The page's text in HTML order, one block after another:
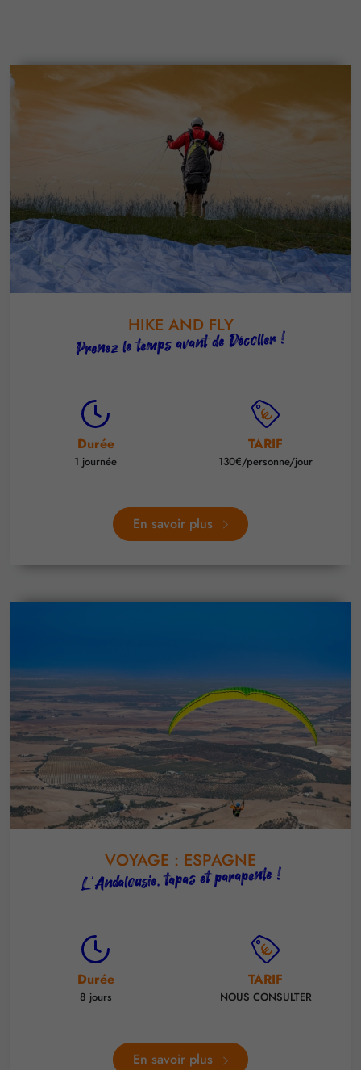
HIKE AND FLY
Prenez le temps avant de Décoller !
Durée
1 journée
TARIF
130€/personne/jour
En savoir plus
VOYAGE : ESPAGNE
L'Andalousie, tapas et parapente !
Durée
8 jours
TARIF
NOUS CONSULTER
En savoir plus